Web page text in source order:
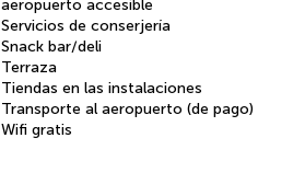
aeropuerto accesible
Servicios de conserjería
Snack bar/deli
Terraza
Tiendas en las instalaciones
Transporte al aeropuerto (de pago)
Wifi gratis